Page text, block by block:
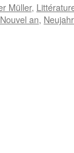
Müller,
an,